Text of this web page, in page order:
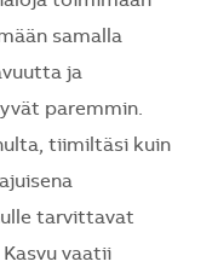
samalla
ja
paremmin.
tiimiltäsi kuin
tarvittavat
vaatii